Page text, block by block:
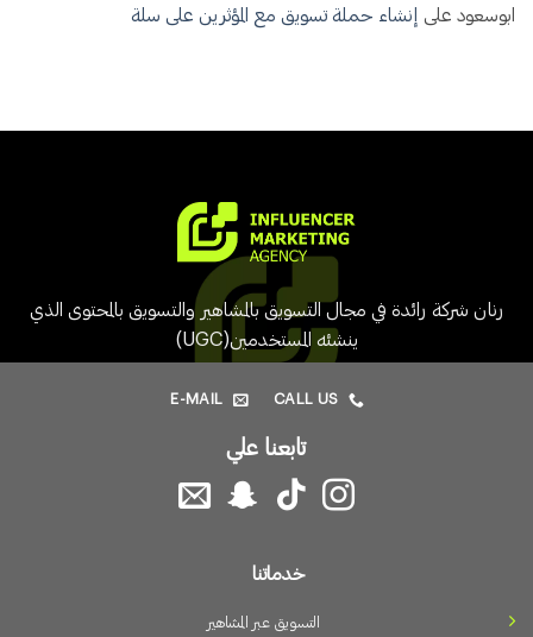
ابوسعود على إنشاء حملة تسويق مع المؤثرين على سلة
رنان شركة رائدة في مجال التسويق بالمشاهير والتسويق بالمحتوى الذي
ينشئه المستخدمين(UGC)
CALL US
E-MAIL
تابعنا علي
خدماتنا
التسويق عبر المشاهير